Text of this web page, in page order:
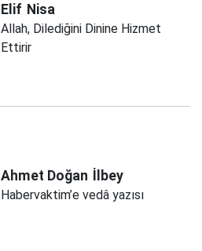
Elif Nisa
Allah, Dilediğini Dinine Hizmet
Ettirir
Ahmet Doğan İlbey
Habervaktim’e vedâ yazısı